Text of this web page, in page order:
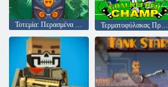
Τοτεμία: Περασμένα μάρμαρα Τερματοφύλακας Πρωταθλητής